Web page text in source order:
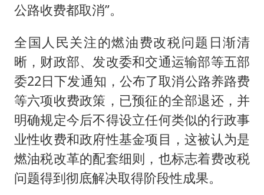
人贩子“梅姨”真实姓名曝光
如何把百年大党建设得更加坚强有力
一枚俄导弹都没击落 泽连斯基发声
多专业取消艺考 文化工作者要有文化
“银行午休1.5小时”留个窗口行不行
41岁女子为鼓励女儿考上985研究生
公路收费都取消”。
全国人民关注的燃油费改税问题日渐清
晰，财政部、发改委和交通运输部等五部
委22日下发通知，公布了取消公路养路费
等六项收费政策，已预征的全部退还，并
明确规定今后不得设立任何类似的行政事
业性收费和政府性基金项目，这被认为是
燃油税改革的配套细则，也标志着费改税
问题得到彻底解决取得阶段性成果。